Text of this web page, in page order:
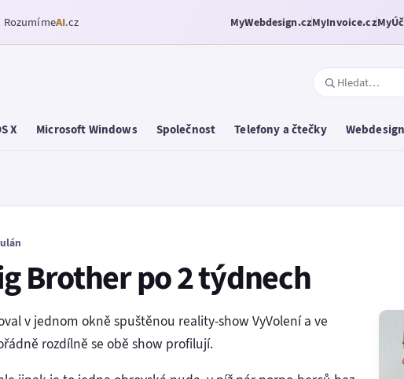
RozumímeAI.cz MyWebdesign.czMyInvoice.cz
X Microsoft Windows Společnost Telefony a čtečky Webdesign
Brother po 2 týdnech
v jednom okně spuštěnou reality-show VyVolení a ve
rozdílně se obě show profilují.